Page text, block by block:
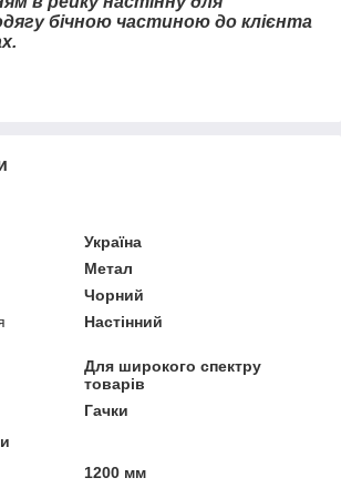
бічною частиною до клієнта
Україна
Метал
Чорний
Настінний
Для широкого спектру
товарів
Гачки
1200 мм